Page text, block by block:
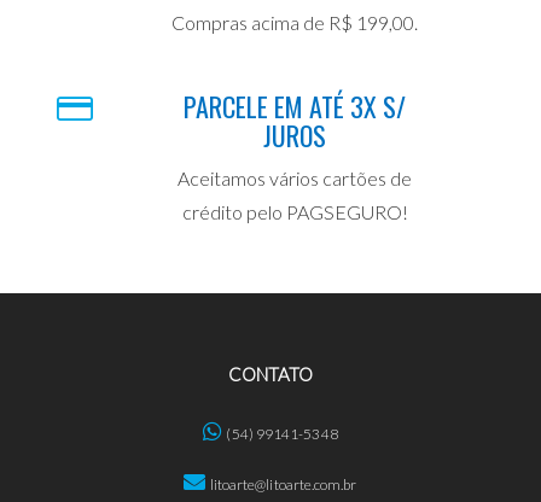
Compras acima de R$ 199,00.
PARCELE EM ATÉ 3X S/
JUROS
Aceitamos vários cartões de
crédito pelo PAGSEGURO!
CONTATO
(54) 99141-5348
litoarte@litoarte.com.br